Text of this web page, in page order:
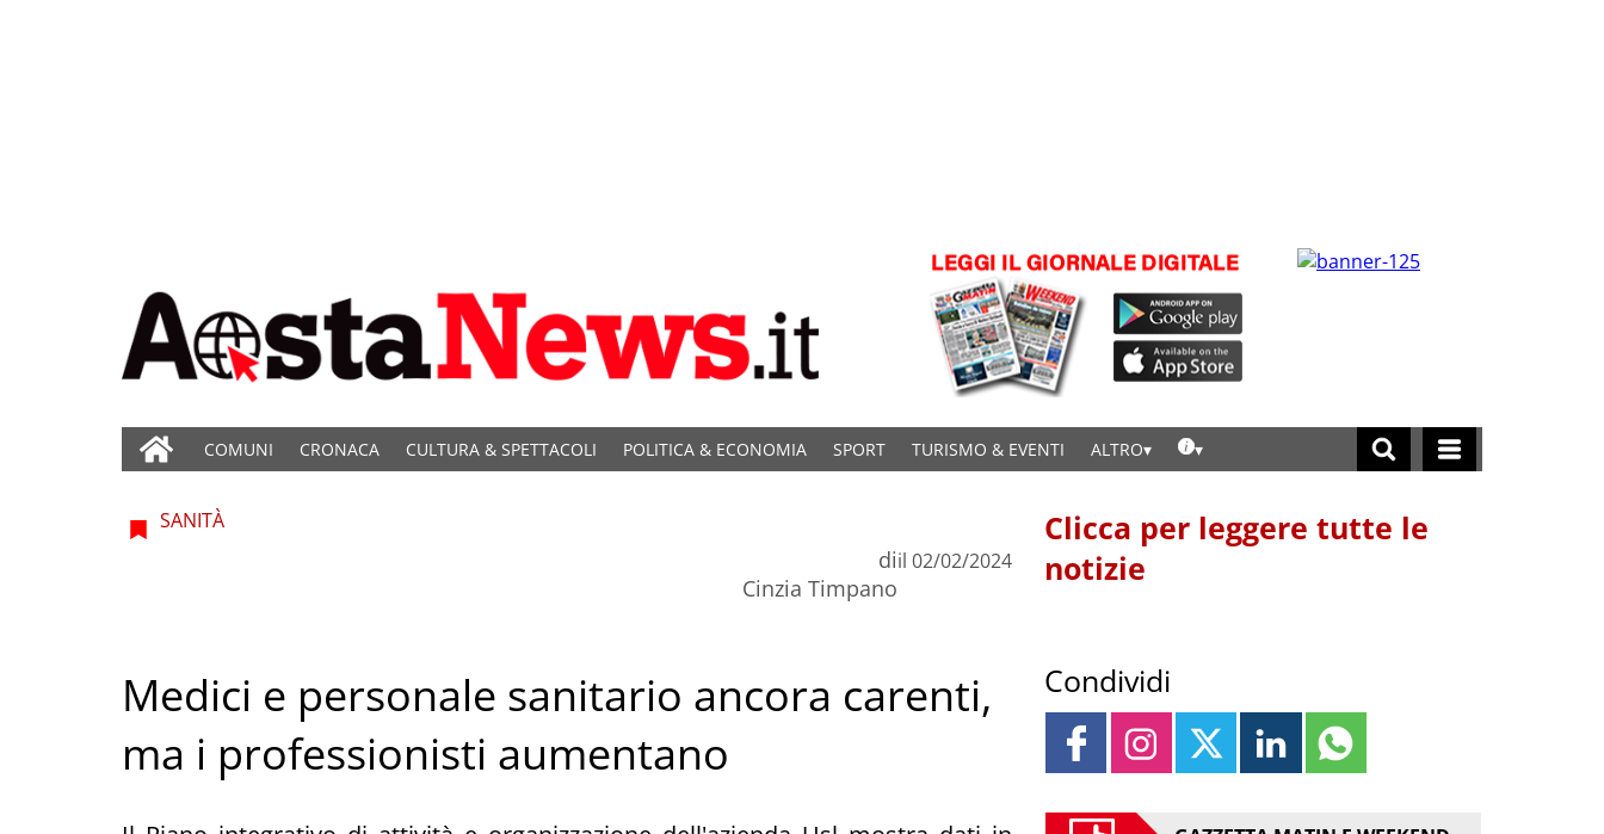
COMUNI CRONACA CULTURA & SPETTACOLI POLITICA & ECONOMIA SPORT TURISMO & EVENTI ALTRO
SANITÀ
di
Cinzia Timpano
il 02/02/2024
Medici e personale sanitario ancora carenti,
ma i professionisti aumentano
Clicca per leggere tutte le
notizie
Condividi